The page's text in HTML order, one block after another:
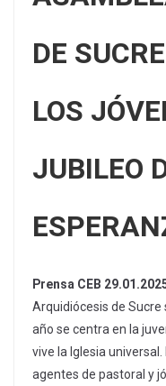
DE
LOS
JUBILEO
Prensa CEB
Arquidiócesis de
año se centra en la
vive la Iglesia
agentes de pastoral y